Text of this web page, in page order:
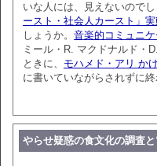
いな人には、見えないので
ースト・社会人カースト」
しょうか。 音楽的コミュニ
ミール・R. マクドナルド・
ときに、 モハメド・アリ か
に書いていながらされずに
やらせ疑惑の食文化の調査